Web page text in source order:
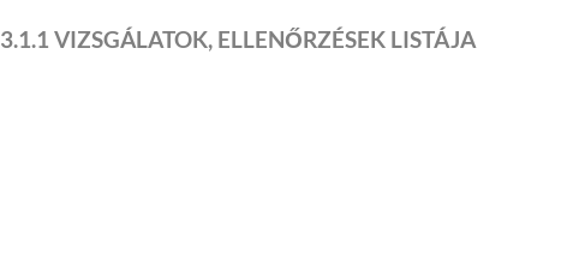
3.1.1 VIZSGÁLATOK, ELLENŐRZÉSEK LISTÁJA